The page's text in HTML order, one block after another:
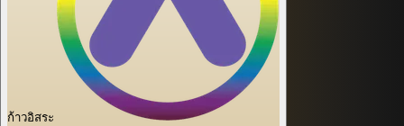
ก้าวอิสระ